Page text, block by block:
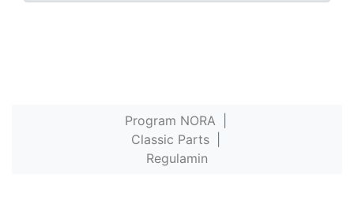
Program NORA
Classic Parts
Regulamin